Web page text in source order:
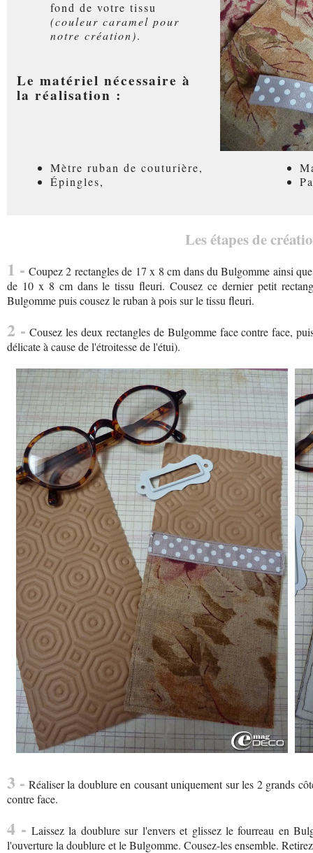
fond de votre tissu
(couleur caramel pour
notre création).
Le matériel nécessaire à
la réalisation :
Mètre ruban de couturière,
Épingles,
Les étapes de
1 - Coupez 2 rectangles de 17 x 8 cm dans du Bulgomme ainsi
de 10 x 8 cm dans le tissu fleuri. Cousez ce dernier petit
Bulgomme puis cousez le ruban à pois sur le tissu fleuri.
2 - Cousez les deux rectangles de Bulgomme face contre face,
délicate à cause de l'étroitesse de l'étui).
3 - Réaliser la doublure en cousant uniquement sur les 2 grands
contre face.
4 - Laissez la doublure sur l'envers et glissez le fourreau en
l'ouverture la doublure et le Bulgomme. Cousez-les ensemble.